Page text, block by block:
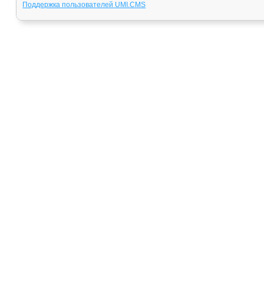
Поддержка пользователей UMI.CMS